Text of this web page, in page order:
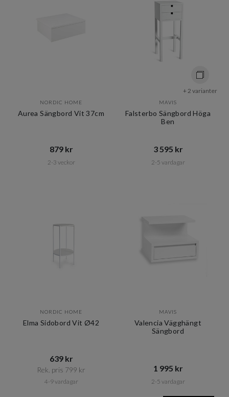
NORDIC HOME
Aurea Sängbord Vit 37cm
879 kr​​
2-3 veckor
+ 2 varianter
MAVIS
Falsterbo Sängbord Höga
Ben
3 595 kr​​
2-5 vardagar
NORDIC HOME
Elma Sidobord Vit Ø42
639 kr​​
Rek. pris 799 kr​​
4-9 vardagar
MAVIS
Valencia Vägghängt
Sängbord
1 995 kr​​
2-5 vardagar